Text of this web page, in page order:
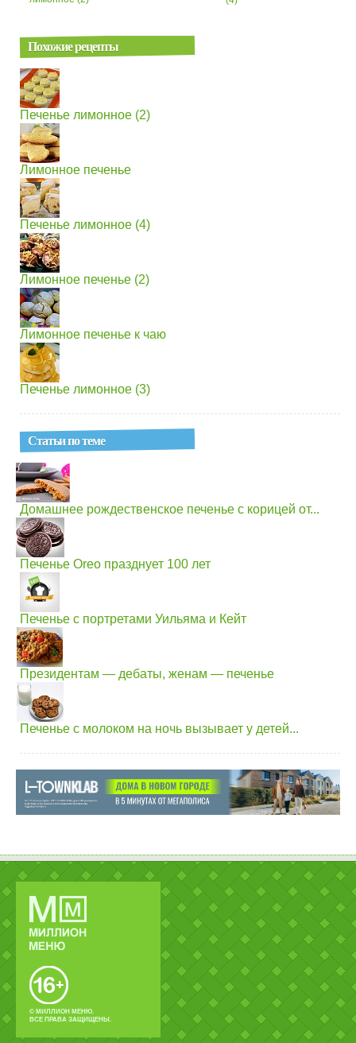
Похожие рецепты
Печенье лимонное (2)
Лимонное печенье
Печенье лимонное (4)
Лимонное печенье (2)
Лимонное печенье к чаю
Печенье лимонное (3)
Статьи по теме
Домашнее рождественское печенье с корицей от...
Печенье Oreo празднует 100 лет
Печенье с портретами Уильяма и Кейт
Президентам — дебаты, женам — печенье
Печенье с молоком на ночь вызывает у детей...
© МИЛЛИОН МЕНЮ.
ВСЕ ПРАВА ЗАЩИЩЕНЫ.